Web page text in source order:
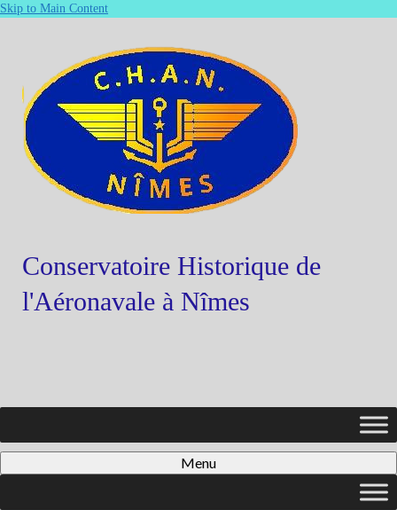
Skip to Main Content
Conservatoire Historique de
l'Aéronavale à Nîmes
Menu